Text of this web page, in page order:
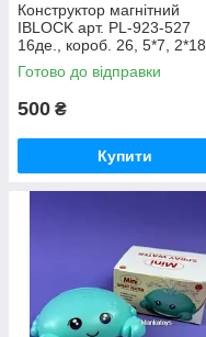
Конструктор магнітний
IBLOCK арт. PL-923-527
16де., короб. 26, 5*7, 2*18,
3см
Готово до відправки
500 ₴
Купити